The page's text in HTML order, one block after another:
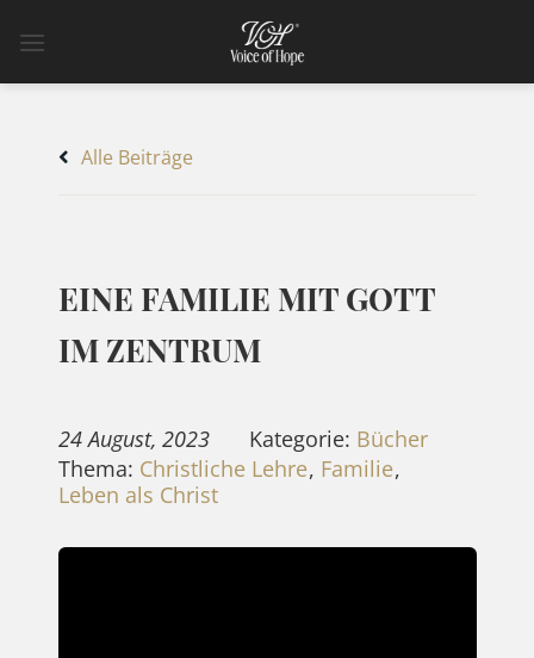
Inhalt
Alle Beiträge
EINE FAMILIE MIT GOTT
IM ZENTRUM
24 August, 2023 Kategorie: Bücher
Thema: Christliche Lehre, Familie,
Leben als Christ